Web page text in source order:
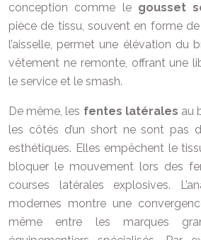
conception comme le gousset
pièce de tissu, souvent en forme
l’aisselle, permet une élévation du
vêtement ne remonte, offrant une
le service et le smash.
De même, les fentes latérales au
les côtés d’un short ne sont pas
esthétiques. Elles empêchent le
bloquer le mouvement lors des
courses latérales explosives.
modernes montre une
même entre les marques